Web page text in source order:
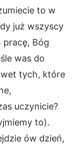
to w
już wszyscy
pracę, Bóg
was do
tych, które
uczynicie?
to).
ów dzień,